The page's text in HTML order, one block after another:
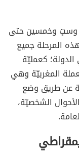
وستٍ وخمسين حتى
المرحلة جميع
كعمليّة
المغربيّة وهي
عن طريق وضع
الشخصيّة،